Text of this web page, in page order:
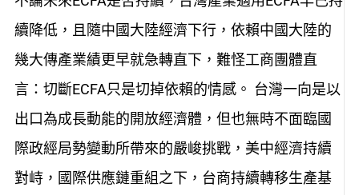
續降低，且隨中國大陸經濟下行，依賴中國大陸的
幾大傳產業績更早就急轉直下，難怪工商團體直
言：切斷ECFA只是切掉依賴的情感。 台灣一向是以
出口為成長動能的開放經濟體，但也無時不面臨國
際政經局勢變動所帶來的嚴峻挑戰，美中經濟持續
對峙，國際供應鏈重組之下，台商持續轉移生產基